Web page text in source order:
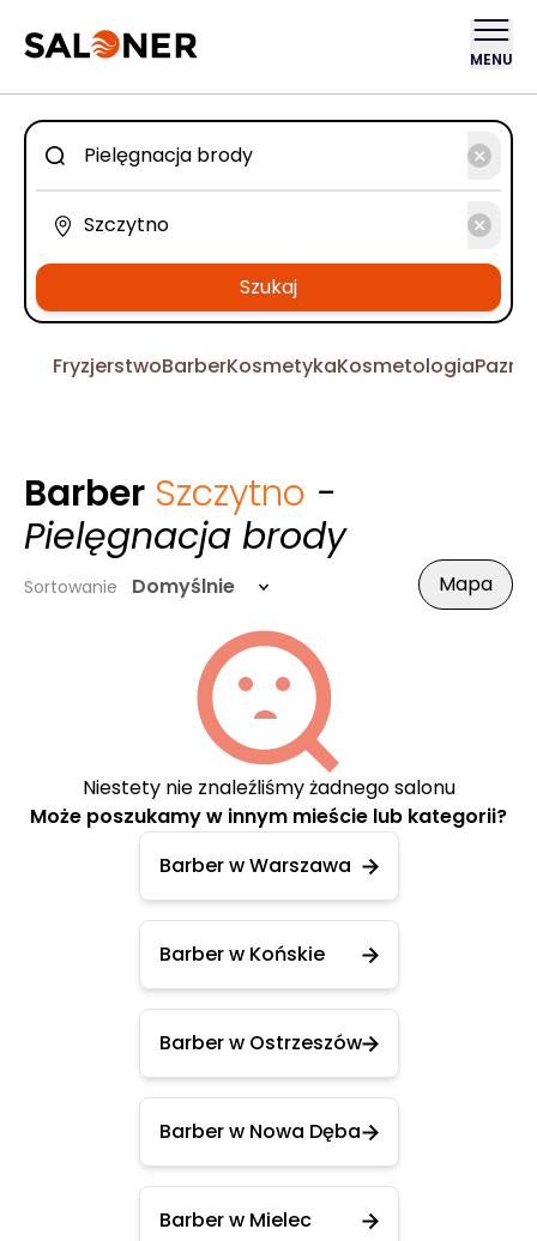
MENU
Szukaj
FryzjerstwoBarberKosmetykaKosmetologia
Barber Szczytno -
Pielęgnacja brody
Sortowanie Domyślnie Mapa
Niestety nie znaleźliśmy żadnego salonu
Może poszukamy w innym mieście lub kategorii?
Barber w Warszawa
Barber w Końskie
Barber w Ostrzeszów
Barber w Nowa Dęba
Barber w Mielec